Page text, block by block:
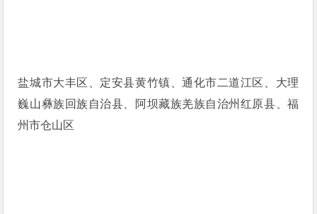
盐城市大丰区、定安县黄竹镇、通化市二道江区、大理
巍山彝族回族自治县、阿坝藏族羌族自治州红原县、福
州市仓山区